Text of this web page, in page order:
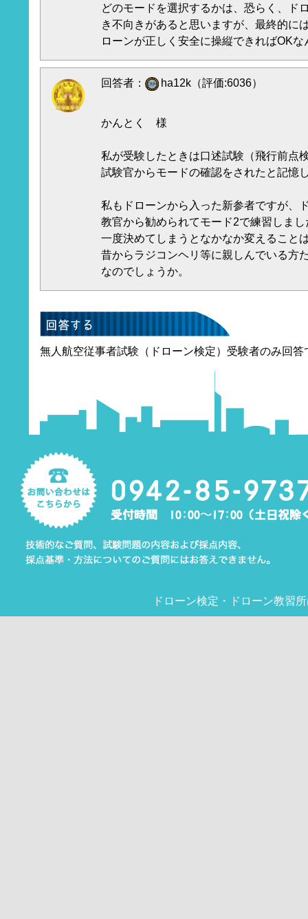
どのモードを選択するかは、恐らく、ド
き不向きがあると思いますが、最終的に
ローンが正しく安全に操縦できればOK
回答者： ha12k（評価:6036）
かんとく 様
私が受験したときは口述試験（飛行前点
試験官からモードの確認をされたと記憶
私もドローンから入った新参者ですが、
教官から勧められてモード2で練習しまし
一度決めてしまうとなかなか変えること
昔からラジコンヘリ等に親しんでいる方
なのでしょうか。
無人航空従事者試験（ドローン検定）受験者のみ回答
ドローン検定 ・ ドローン教習所